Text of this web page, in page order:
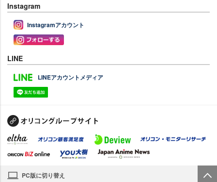
Instagram
Instagramアカウント
LINE
LINEアカウントメディア
PC版に切り替え